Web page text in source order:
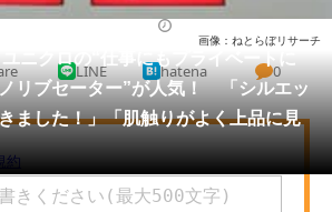
リサーチ
合ページ
す
ニクロの“仕事にもプライベートに
リブセーター”が人気！ 「シルエッ
ました！」「肌触りがよく上品に見
画像：ねとらぼリサーチ
LINE hatena 0